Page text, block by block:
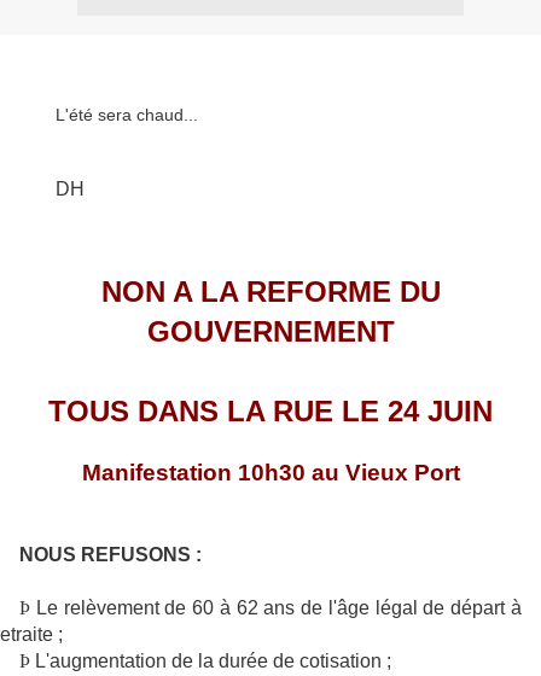
L'été sera chaud...
DH
NON A LA REFORME DU
GOUVERNEMENT
TOUS DANS LA RUE LE 24 JUIN
Manifestation 10h30 au Vieux Port
NOUS REFUSONS :
Þ Le relèvement de 60 à 62 ans de l'âge légal de départ à
;
Þ L'augmentation de la durée de cotisation ;